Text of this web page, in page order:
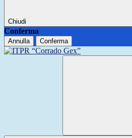
Chiudi
Conferma
Annulla Conferma